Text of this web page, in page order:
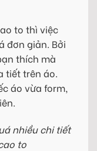
to thì việc
đơn giản. Bởi
thích mà
tiết trên áo.
áo vừa form,
nhiều chi tiết
to